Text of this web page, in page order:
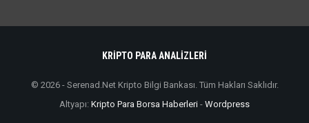
KRİPTO PARA ANALİZLERİ
© 2026 - Serenad.Net Kripto Bilgi Bankası. Tüm Hakları Saklıdır.
Altyapı: Kripto Para Borsa Haberleri - Wordpress